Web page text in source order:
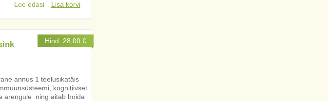
Loe edasi
Lisa korvi
Hind: 28,00 €
annus 1 teelusikatäis
kognitiivset
arengule ning aitab hoida